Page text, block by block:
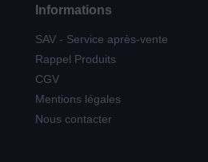
Informations
SAV - Service après-vente
Rappel Produits
CGV
Mentions légales
Nous contacter